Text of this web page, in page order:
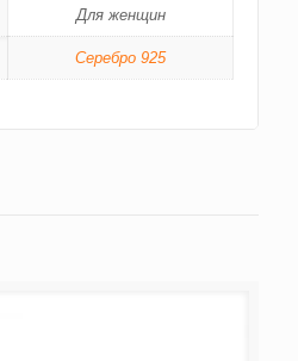
Для женщин
Серебро 925